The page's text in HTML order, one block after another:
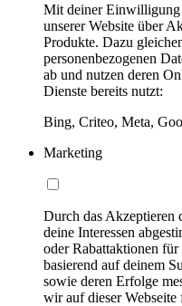
Mit deiner Einwilligung
unserer Website über
Produkte. Dazu
personenbezogenen
ab und nutzen deren
Dienste bereits nutzt:
Bing, Criteo, Meta,
Marketing
Durch das Akzeptieren
deine Interessen
oder Rabattaktionen für
basierend auf deinem
sowie deren Erfolge
wir auf dieser